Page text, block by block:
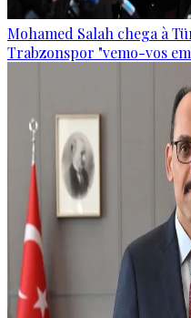
Mohamed Salah chega à
Trabzonspor "vemo-vos